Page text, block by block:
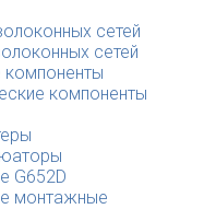
сетей
сетей
компоненты
компоненты
G652D
монтажные